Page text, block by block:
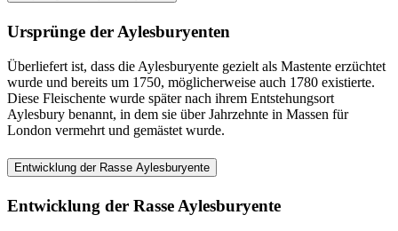
Ursprünge der Aylesburyenten
Überliefert ist, dass die Aylesburyente gezielt als Mastente erzüchtet
wurde und bereits um 1750, möglicherweise auch 1780 existierte.
Diese Fleischente wurde später nach ihrem Entstehungsort
Aylesbury benannt, in dem sie über Jahrzehnte in Massen für
London vermehrt und gemästet wurde.
Entwicklung der Rasse Aylesburyente
Entwicklung der Rasse Aylesburyente